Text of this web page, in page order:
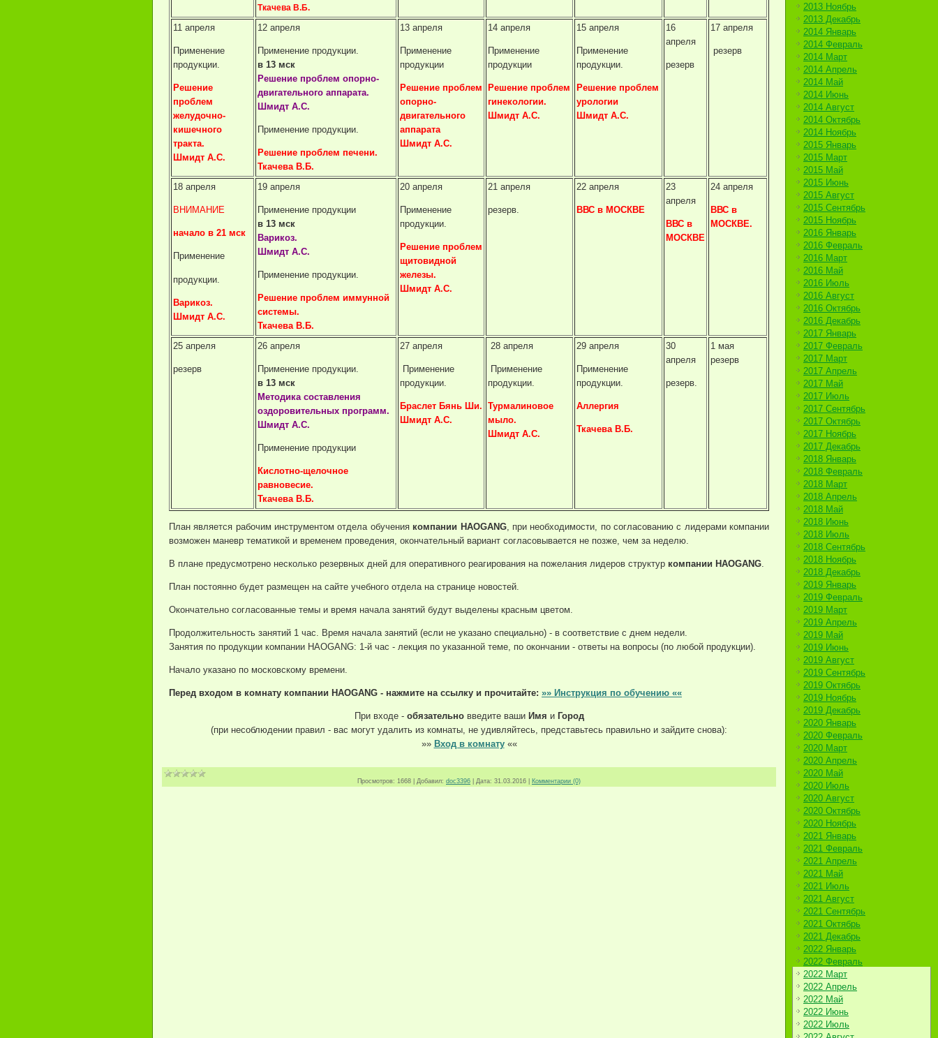
Ткачева В.Б.
11 апреля
Применение
продукции.
Решение
проблем
желудочно-
кишечного
тракта.
Шмидт А.С.
12 апреля
Применение продукции.
в 13 мск
Решение проблем опорно-
двигательного аппарата.
Шмидт А.С.
Применение продукции.
Решение проблем печени.
Ткачева В.Б.
13 апреля
Применение
продукции
Решение проблем
опорно-
двигательного
аппарата
Шмидт А.С.
14 апреля
Применение
продукции
Решение проблем
гинекологии.
Шмидт А.С.
15 апреля
Применение
продукции.
Решение проблем
урологии
Шмидт А.С.
16
апреля
резерв
17 апреля
резерв
18 апреля
ВНИМАНИЕ
начало в 21 мск
Применение
продукции.
Варикоз.
Шмидт А.С.
19 апреля
Применение продукции
в 13 мск
Варикоз.
Шмидт А.С.
Применение продукции.
Решение проблем иммунной
системы.
Ткачева В.Б.
20 апреля
Применение
продукции.
Решение проблем
щитовидной
железы.
Шмидт А.С.
21 апреля
резерв.
22 апреля
ВВС в МОСКВЕ
23
апреля
ВВС в
МОСКВЕ
24 апреля
ВВС в
МОСКВЕ.
25 апреля
резерв
26 апреля
Применение продукции.
в 13 мск
Методика составления
оздоровительных программ.
Шмидт А.С.
Применение продукции
Кислотно-щелочное
равновесие.
Ткачева В.Б.
27 апреля
Применение
продукции.
Браслет Бянь Ши.
Шмидт А.С.
28 апреля
Применение
продукции.
Турмалиновое
мыло.
Шмидт А.С.
29 апреля
Применение
продукции.
Аллергия
Ткачева В.Б.
30
апреля
резерв.
1 мая
резерв
План является рабочим инструментом отдела обучения компании HAOGANG, при необходимости, по согласованию с лидерами компании
возможен маневр тематикой и временем проведения, окончательный вариант согласовывается не позже, чем за неделю.
В плане предусмотрено несколько резервных дней для оперативного реагирования на пожелания лидеров структур компании HAOGANG
План постоянно будет размещен на сайте учебного отдела на странице новостей.
Окончательно согласованные темы и время начала занятий будут выделены красным цветом.
Продолжительность занятий 1 час. Время начала занятий (если не указано специально) - в соответствие с днем недели.
Занятия по продукции компании HAOGANG: 1-й час - лекция по указанной теме, по окончании - ответы на вопросы (по любой продукции).
Начало указано по московскому времени.
Перед входом в комнату компании HAOGANG - нажмите на ссылку и прочитайте: »» Инструкция по обучению ««
При входе - обязательновведите ваши Имя и Город
(при несоблюдении правил - вас могут удалить из комнаты, не удивляйтесь, представьтесь правильно и зайдите снова):
»» Вход в комнату««
Просмотров: 1668 Добавил: doc3396 Дата: 31.03.2016 Комментарии (0)
2013 Ноябрь
2013 Декабрь
2014 Январь
2014 Февраль
2014 Март
2014 Апрель
2014 Май
2014 Июнь
2014 Август
2014 Октябрь
2014 Ноябрь
2015 Январь
2015 Март
2015 Май
2015 Июнь
2015 Август
2015 Сентябрь
2015 Ноябрь
2016 Январь
2016 Февраль
2016 Март
2016 Май
2016 Июль
2016 Август
2016 Октябрь
2016 Декабрь
2017 Январь
2017 Февраль
2017 Март
2017 Апрель
2017 Май
2017 Июль
2017 Сентябрь
2017 Октябрь
2017 Ноябрь
2017 Декабрь
2018 Январь
2018 Февраль
2018 Март
2018 Апрель
2018 Май
2018 Июнь
2018 Июль
2018 Сентябрь
2018 Ноябрь
2018 Декабрь
2019 Январь
2019 Февраль
2019 Март
2019 Апрель
2019 Май
2019 Июнь
2019 Август
2019 Сентябрь
2019 Октябрь
2019 Ноябрь
2019 Декабрь
2020 Январь
2020 Февраль
2020 Март
2020 Апрель
2020 Май
2020 Июль
2020 Август
2020 Октябрь
2020 Ноябрь
2021 Январь
2021 Февраль
2021 Апрель
2021 Май
2021 Июль
2021 Август
2021 Сентябрь
2021 Октябрь
2021 Декабрь
2022 Январь
2022 Февраль
2022 Март
2022 Апрель
2022 Май
2022 Июнь
2022 Июль